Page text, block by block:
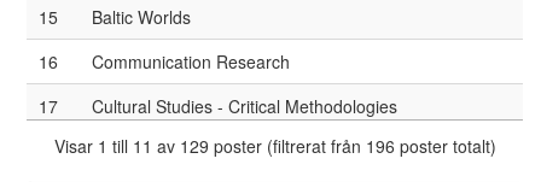
15
Baltic Worlds
16
Communication Research
17
Cultural Studies - Critical Methodologies
19
Europe-Asia Studies
Visar 1 till 11 av 129 poster (filtrerat från 196 poster totalt)